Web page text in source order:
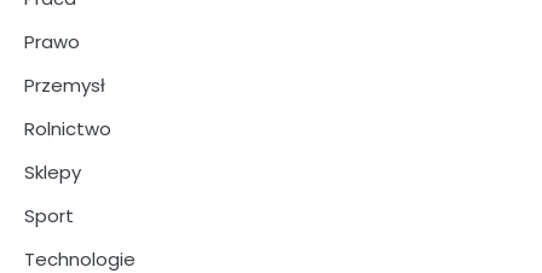
Prawo
Przemysł
Rolnictwo
Sklepy
Sport
Technologie